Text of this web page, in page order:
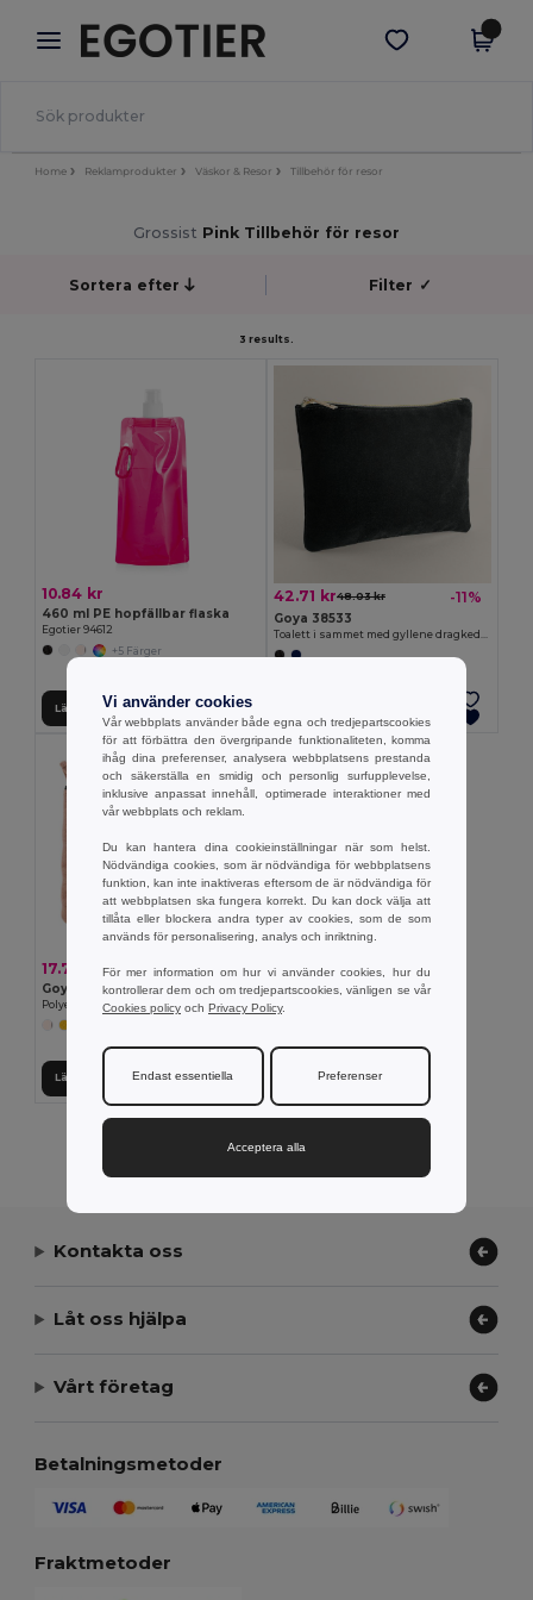
× Egotier-app
Bättre priser i appen!
Hämta app
Home Reklamprodukter Väskor & Resor Tillbehör för resor
Grossist Pink Tillbehör för resor
Sortera efter Filter ✓
3 results.
10.84 kr
460 ml PE hopfällbar flaska
Egotier 94612
+5 Färger
Lägg till i Varukorgen
42.71 kr48.03 kr -11%
Goya 38533
Toalett i sammet med gyllene dragkedja CARPET
17.74 kr
Goya 52018
Polyester necessär med handduksstruktur CAICOS
Lägg till i Varukorgen
Kontakta oss
Låt oss hjälpa
Vårt företag
Betalningsmetoder
Fraktmetoder
Vi använder cookies
Vår webbplats använder både egna och tredjepartscookies
för att förbättra den övergripande funktionaliteten, komma
ihåg dina preferenser, analysera webbplatsens prestanda
och säkerställa en smidig och personlig surfupplevelse,
inklusive anpassat innehåll, optimerade interaktioner med
vår webbplats och reklam.
Du kan hantera dina cookieinställningar när som helst.
Nödvändiga cookies, som är nödvändiga för webbplatsens
funktion, kan inte inaktiveras eftersom de är nödvändiga för
att webbplatsen ska fungera korrekt. Du kan dock välja att
tillåta eller blockera andra typer av cookies, som de som
används för personalisering, analys och inriktning.
För mer information om hur vi använder cookies, hur du
kontrollerar dem och om tredjepartscookies, vänligen se vår
Cookies policy och Privacy Policy.
Endast essentiella Preferenser
Acceptera alla